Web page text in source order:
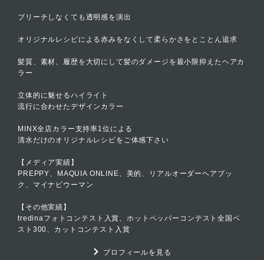
ブリーチしなくても透明感を演出
オリジナルレシピによる赤みをなくして柔らかさをとことん追求
髪質、素材、履歴を大切にして髪のダメージを最小限抑えたヘアカ
ラー
立体的に魅せるハイライト
流行に合わせたデザインカラー
MINX全店カラー支持率1位による
清水だけのオリジナルレシピをご体感下さい
【メディア実績】
PREPPY、MAQUIA ONLINE、美的、リアルオーダーヘアブッ
ク、マイナビウーマン
【その他実績】
tredinaフォトコンテスト入賞、ホットペッパーコンテスト全国ベ
スト300、カットコンテスト入賞
プロフィールを見る